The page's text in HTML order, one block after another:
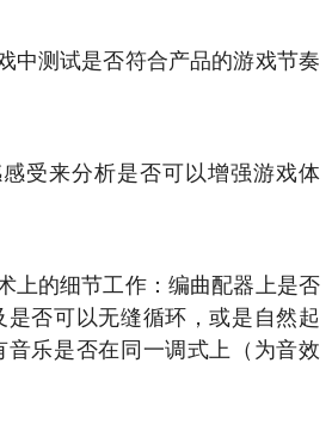
中测试是否符合产品的游戏节奏
受来分析是否可以增强游戏体
上的细节工作：编曲配器上是否
否可以无缝循环，或是自然起
乐是否在同一调式上（为音效